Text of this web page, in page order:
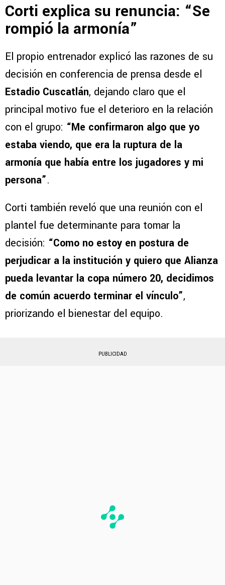
Corti explica su renuncia: “Se
rompió la armonía”
El propio entrenador explicó las razones de su
decisión en conferencia de prensa desde el
Estadio Cuscatlán, dejando claro que el
principal motivo fue el deterioro en la relación
con el grupo: “Me confirmaron algo que yo
estaba viendo, que era la ruptura de la
armonía que había entre los jugadores y mi
persona”.
Corti también reveló que una reunión con el
plantel fue determinante para tomar la
decisión: “Como no estoy en postura de
perjudicar a la institución y quiero que Alianza
pueda levantar la copa número 20, decidimos
de común acuerdo terminar el vínculo”,
priorizando el bienestar del equipo.
PUBLICIDAD